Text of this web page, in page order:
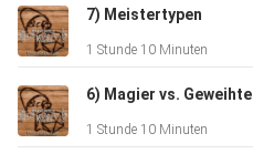
7) Meistertypen
1 Stunde 10 Minuten
6) Magier vs. Geweihte
1 Stunde 10 Minuten